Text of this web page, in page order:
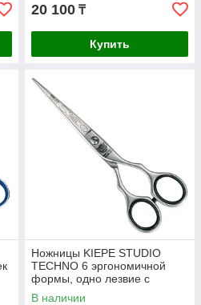
20 100 ₸
Купить
Ножницы KIEPE STUDIO
TECHNO 6 эргономичной
формы, одно лезвие с
микронасечкой
В наличии